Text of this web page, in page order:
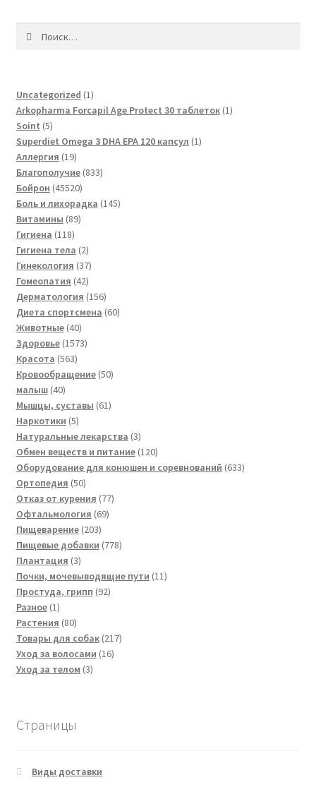
Uncategorized 11
товар
Arkopharma Forcapil Age Protect 30 таблеток 11
Soint 55
товаров
Superdiet Omega 3 DHA EPA 120 капсул 11
Аллергия 1919
товаров
Благополучие 833833
Бойрон 4552045520
товаров
Боль и лихорадка 145145
Витамины 8989
Гигиена 118118
товаров
Гигиена тела 22
товара
Гинекология 3737
товаров
Гомеопатия 4242
товара
Дерматология 156156
товаров
Диета спортсмена 6060
Животные 4040
товаров
Здоровье 15731573
Красота 563563
товара
Кровообращение 5050
малыш 4040
товаров
Мышцы, суставы 6161
Наркотики 55
товаров
Натуральные лекарства 33
товара
Обмен веществ и питание 120120
товаров
Оборудование для конюшен и соревнований 633633
Ортопедия 5050
товаров
Отказ от курения 7777
Офтальмология 6969
Пищеварение 203203
товара
Пищевые добавки 778778
Плантация 33
товара
Почки, мочевыводящие пути 1111
Простуда, грипп 9292
Разное 11
товар
Растения 8080
товаров
Товары для собак 217217
Уход за волосами 1616
Уход за телом 33
Страницы
Виды доставки